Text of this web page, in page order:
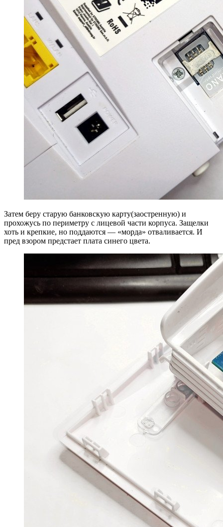
Затем беру старую банковскую карту(заостренную) и
прохожусь по периметру с лицевой части корпуса. Защелки
хоть и крепкие, но поддаются — «морда» отваливается. И
пред взором предстает плата синего цвета.